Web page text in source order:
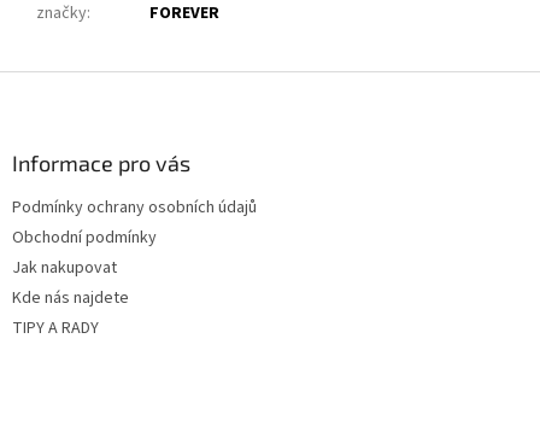
značky: FOREVER
Informace pro vás
Podmínky ochrany osobních údajů
Obchodní podmínky
Jak nakupovat
Kde nás najdete
TIPY A RADY